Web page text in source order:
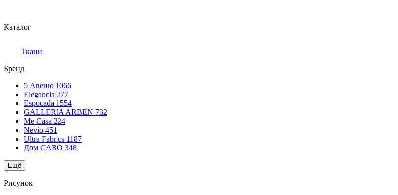
Каталог
Ткани
Бренд
5 Авеню 1066
Elegancia 277
Espocada 1554
GALLERIA ARBEN 732
Me Casa 224
Nevio 451
Ultra Fabrics 1187
Дом CARO 348
Ещё
Рисунок